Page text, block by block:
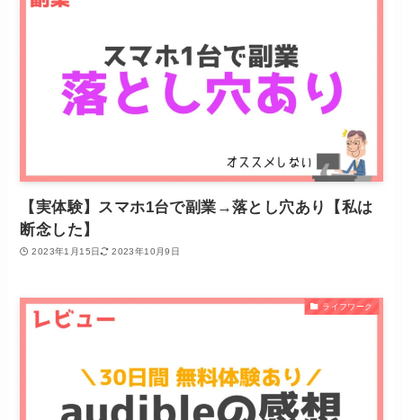
【実体験】スマホ1台で副業→落とし穴あり【私は
断念した】
2023年1月15日 2023年10月9日
ライフワーク